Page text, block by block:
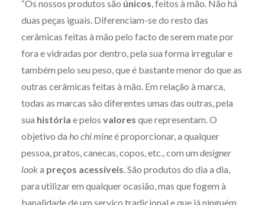
“Os nossos produtos são únicos , feitos à mão. Não há
duas peças iguais. Diferenciam-se do resto das
cerâmicas feitas à mão pelo facto de serem mate por
fora e vidradas por dentro, pela sua forma irregular e
também pelo seu peso, que é bastante menor do que as
outras cerâmicas feitas à mão. Em relação à marca,
todas as marcas são diferentes umas das outras, pela
sua história e pelos valores que representam. O
objetivo da ho chi mineé proporcionar, a qualquer
pessoa, pratos, canecas, copos, etc., com um designer
looka preços acessíveis . São produtos do dia a dia,
para utilizar em qualquer ocasião, mas que fogem à
banalidade de um serviço tradicional e que já ninguém